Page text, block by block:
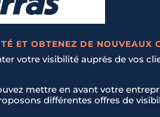
ET OBTENEZ DE NOUVEAUX
votre visibilité auprès de vos
mettre en avant votre
différentes offres de